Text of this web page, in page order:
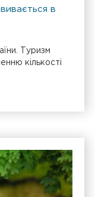
в
Туризм
кількості